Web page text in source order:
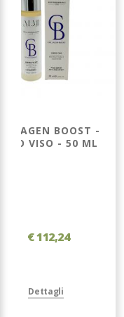
BOOST -
VISO - 50 ML
€ 112,24
Dettagli